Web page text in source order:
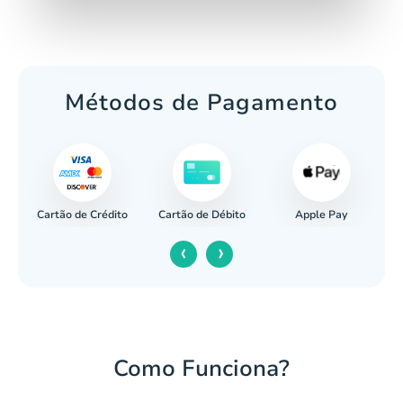
Métodos de Pagamento
Cartão de Crédito Cartão de Débito Apple Pay
‹ ›
Como Funciona?